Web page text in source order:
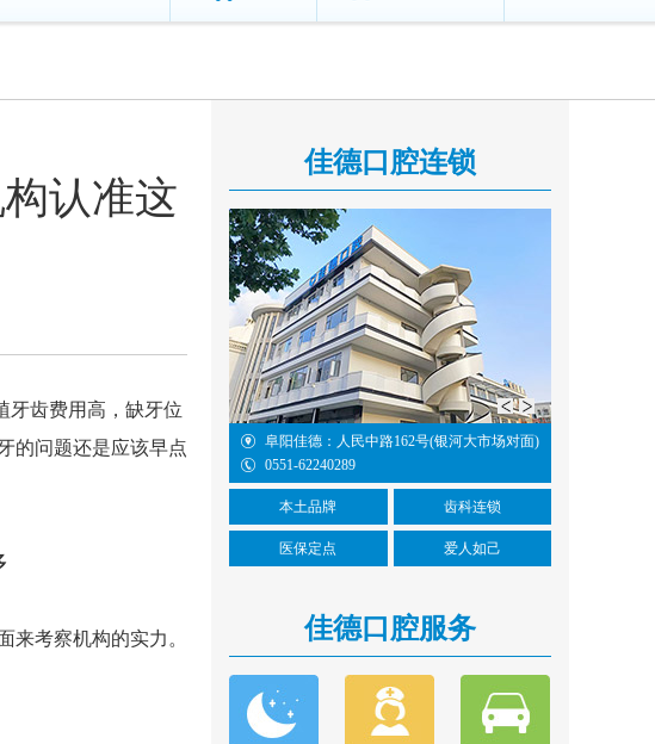
认准这
牙齿费用高，缺牙位
的问题还是应该早点
来考察机构的实力。
佳德口腔连锁
黄山路457号(地铁3号线国防科技
阜阳佳德：人民中路162号(银河大市场对面)
0551-62240289
本土品牌 齿科连锁
医保定点 爱人如己
佳德口腔服务
胡亚萍
擅长项目：口腔内根管
治疗和残根残冠为特色
的修复...
[详情]